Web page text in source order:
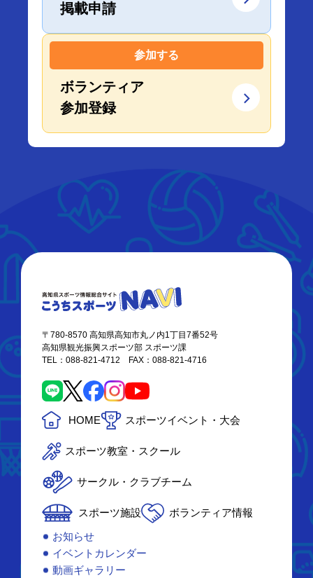
掲載申請
参加する
ボランティア
参加登録
〒780-8570 高知県高知市丸ノ内1丁目7番52号
高知県観光振興スポーツ部 スポーツ課
TEL：088-821-4712 FAX：088-821-4716
HOME スポーツイベント・大会
スポーツ教室・スクール
サークル・クラブチーム
スポーツ施設
ボランティア情報
お知らせ
イベントカレンダー
動画ギャラリー